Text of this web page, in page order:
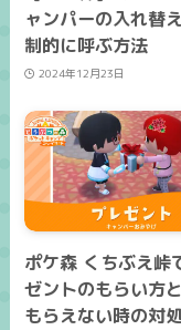
ャンパーの入れ替
制的に呼ぶ方法
2024年12月23日
ポケ森 くちぶえ峠
ゼントのもらい方と
もらえない時の対